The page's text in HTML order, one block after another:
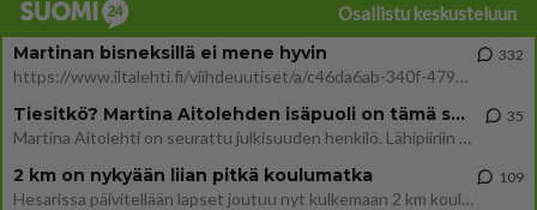
Osallistu keskusteluun
Martinan bisneksillä ei mene hyvin
https://www.iltalehti.fi/viihdeuutiset/a/c46da6ab-340f-4790-aaa7-0865eed2336 Yrityksen konkurssihakemus on tullut kärä
332
Tiesitkö? Martina Aitolehden isäpuoli on tämä suosittu laulaja
Martina Aitolehti on seurattu julkisuuden henkilö. Lähipiiriin mahtuu muitakin tunnettuja henkilöitä. Tiesitkö, että Ma
35
2 km on nykyään liian pitkä koulumatka
Hesarissa päivitellään lapset joutuu nyt kulkemaan 2 km kouluun jösses. Ruostefillarilla tuo matka menee vaikka miten äk
109